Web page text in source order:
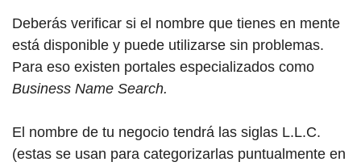
Deberás verificar si el nombre que tienes en mente
está disponible y puede utilizarse sin problemas.
Para eso existen portales especializados como
Business Name Search.
El nombre de tu negocio tendrá las siglas L.L.C.
(estas se usan para categorizarlas puntualmente en